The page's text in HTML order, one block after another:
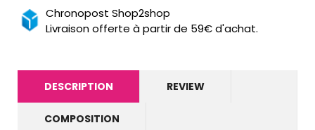
Chronopost Shop2shop
Livraison offerte à partir de 59€ d'achat.
DESCRIPTION REVIEW
COMPOSITION